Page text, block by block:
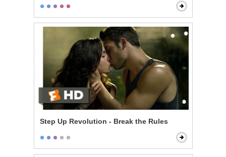
Step Up Revolution - Break the Rules